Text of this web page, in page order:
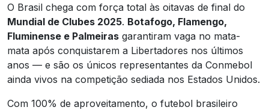
O Brasil chega com força total às oitavas de final do
Mundial de Clubes 2025. Botafogo, Flamengo,
Fluminense e Palmeiras garantiram vaga no mata-
mata após conquistarem a Libertadores nos últimos
anos — e são os únicos representantes da Conmebol
ainda vivos na competição sediada nos Estados Unidos.
Com 100% de aproveitamento, o futebol brasileiro